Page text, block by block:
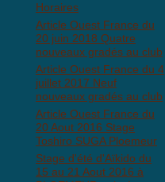
Horaires
Article Ouest France du
20 juin 2018 Quatre
nouveaux gradés au club
Article Ouest France du 4
juillet 2017 Neuf
nouveaux gradés au club
Article Ouest France du
20 Aout 2016 Stage
Toshiro SUGA Ploemeur
Stage d'été d'Aïkido du
15 au 21 Aout 2016 à